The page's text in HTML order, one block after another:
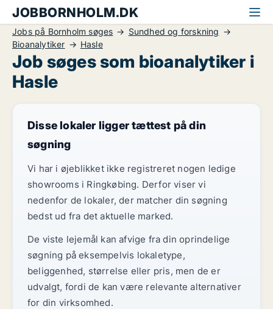
JOBBORNHOLM.DK
Jobs på Bornholm søges
Sundhed og forskning
Bioanalytiker
Hasle
Job søges som bioanalytiker i
Hasle
Disse lokaler ligger tættest på din
søgning
Vi har i øjeblikket ikke registreret nogen ledige
showrooms i Ringkøbing. Derfor viser vi
nedenfor de lokaler, der matcher din søgning
bedst ud fra det aktuelle marked.
De viste lejemål kan afvige fra din oprindelige
søgning på eksempelvis lokaletype,
beliggenhed, størrelse eller pris, men de er
udvalgt, fordi de kan være relevante alternativer
for din virksomhed.